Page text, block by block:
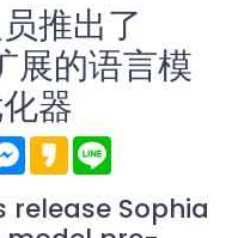
推出了
展的语言模
器
M
e
s
e
K
a
a
o
e
Sophia